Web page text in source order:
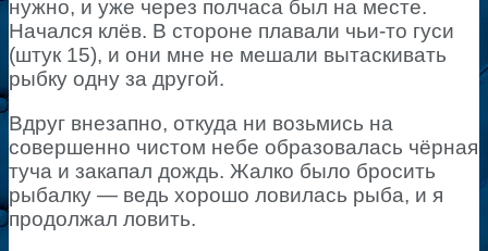
нужно, и уже через полчаса был на месте.
Начался клёв. В стороне плавали чьи-то гуси
(штук 15), и они мне не мешали вытаскивать
рыбку одну за другой.
Вдруг внезапно, откуда ни возьмись на
совершенно чистом небе образовалась чёрная
туча и закапал дождь. Жалко было бросить
рыбалку — ведь хорошо ловилась рыба, и я
продолжал ловить.